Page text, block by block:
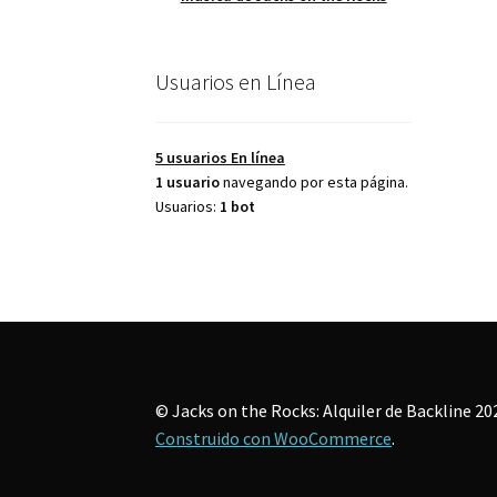
Usuarios en Línea
5 usuarios En línea
1 usuarionavegando por esta página.
Usuarios: 1 bot
© Jacks on the Rocks: Alquiler de Backline
Construido con WooCommerce.